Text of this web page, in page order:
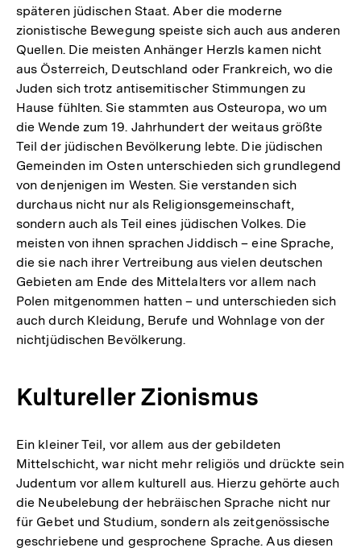
späteren jüdischen Staat. Aber die moderne
zionistische Bewegung speiste sich auch aus anderen
Quellen. Die meisten Anhänger Herzls kamen nicht
aus Österreich, Deutschland oder Frankreich, wo die
Juden sich trotz antisemitischer Stimmungen zu
Hause fühlten. Sie stammten aus Osteuropa, wo um
die Wende zum 19. Jahrhundert der weitaus größte
Teil der jüdischen Bevölkerung lebte. Die jüdischen
Gemeinden im Osten unterschieden sich grundlegend
von denjenigen im Westen. Sie verstanden sich
durchaus nicht nur als Religionsgemeinschaft,
sondern auch als Teil eines jüdischen Volkes. Die
meisten von ihnen sprachen Jiddisch – eine Sprache,
die sie nach ihrer Vertreibung aus vielen deutschen
Gebieten am Ende des Mittelalters vor allem nach
Polen mitgenommen hatten – und unterschieden sich
auch durch Kleidung, Berufe und Wohnlage von der
nichtjüdischen Bevölkerung.
Kultureller Zionismus
Ein kleiner Teil, vor allem aus der gebildeten
Mittelschicht, war nicht mehr religiös und drückte sein
Judentum vor allem kulturell aus. Hierzu gehörte auch
die Neubelebung der hebräischen Sprache nicht nur
für Gebet und Studium, sondern als zeitgenössische
geschriebene und gesprochene Sprache. Aus diesen